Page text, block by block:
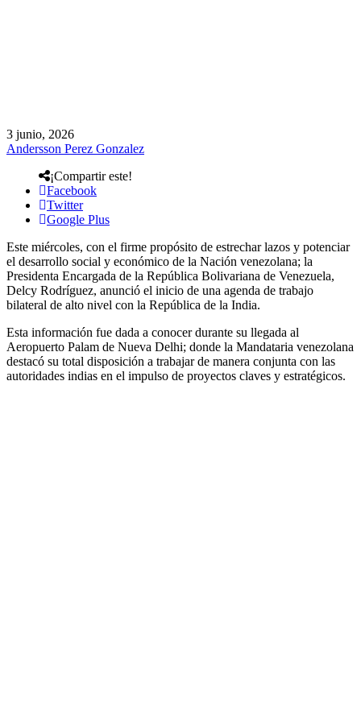
3 junio, 2026
Andersson Perez Gonzalez
¡Compartir este!
Facebook
Twitter
Google Plus
Este miércoles, con el firme propósito de estrechar lazos y potenciar
el desarrollo social y económico de la Nación venezolana; la
Presidenta Encargada de la República Bolivariana de Venezuela,
Delcy Rodríguez, anunció el inicio de una agenda de trabajo
bilateral de alto nivel con la República de la India.
Esta información fue dada a conocer durante su llegada al
Aeropuerto Palam de Nueva Delhi; donde la Mandataria venezolana
destacó su total disposición a trabajar de manera conjunta con las
autoridades indias en el impulso de proyectos claves y estratégicos.